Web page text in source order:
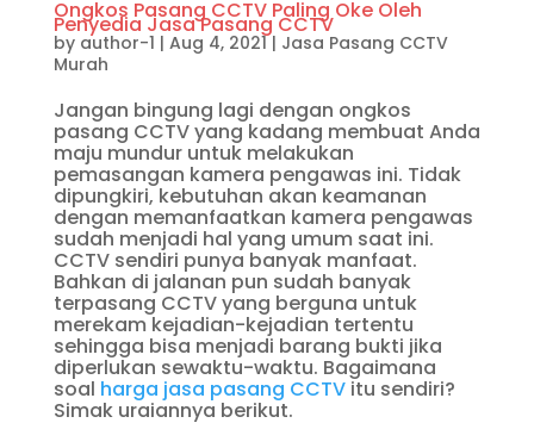
Ongkos Pasang CCTV Paling Oke Oleh
Penyedia Jasa Pasang CCTV
by author-1 | Aug 4, 2021| Jasa Pasang CCTV
Murah
Jangan bingung lagi dengan ongkos
pasang CCTV yang kadang membuat Anda
maju mundur untuk melakukan
pemasangan kamera pengawas ini. Tidak
dipungkiri, kebutuhan akan keamanan
dengan memanfaatkan kamera pengawas
sudah menjadi hal yang umum saat ini.
CCTV sendiri punya banyak manfaat.
Bahkan di jalanan pun sudah banyak
terpasang CCTV yang berguna untuk
merekam kejadian-kejadian tertentu
sehingga bisa menjadi barang bukti jika
diperlukan sewaktu-waktu. Bagaimana
soal harga jasa pasang CCTV itu sendiri?
Simak uraiannya berikut.